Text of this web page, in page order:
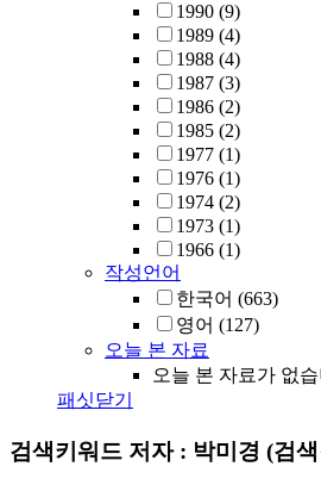
1990 (9)
1989 (4)
1988 (4)
1987 (3)
1986 (2)
1985 (2)
1977 (1)
1976 (1)
1974 (2)
1973 (1)
1966 (1)
작성언어
한국어 (663)
영어 (127)
오늘 본 자료
오늘 본 자료가 없
패싯닫기
검색키워드 저자 : 박미경 (검